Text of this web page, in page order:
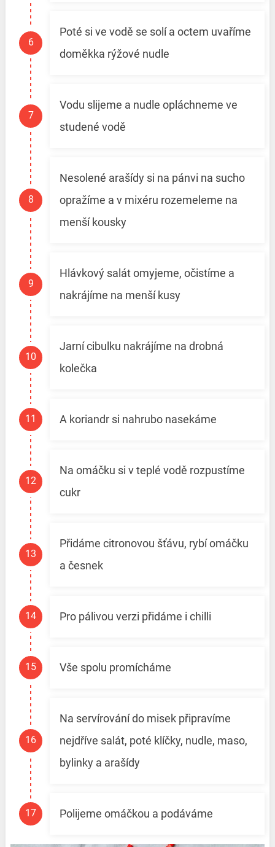
Poté si ve vodě se solí a octem uvaříme
doměkka rýžové nudle
Vodu slijeme a nudle opláchneme ve
studené vodě
Nesolené arašídy si na pánvi na sucho
opražíme a v mixéru rozemeleme na
menší kousky
Hlávkový salát omyjeme, očistíme a
nakrájíme na menší kusy
Jarní cibulku nakrájíme na drobná
kolečka
A koriandr si nahrubo nasekáme
Na omáčku si v teplé vodě rozpustíme
cukr
Přidáme citronovou šťávu, rybí omáčku
a česnek
Pro pálivou verzi přidáme i chilli
Vše spolu promícháme
Na servírování do misek připravíme
nejdříve salát, poté klíčky, nudle, maso,
bylinky a arašídy
Polijeme omáčkou a podáváme